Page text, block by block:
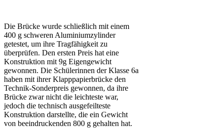
Die Brücke wurde schließlich mit einem
400 g schweren Aluminiumzylinder
getestet, um ihre Tragfähigkeit zu
überprüfen. Den ersten Preis hat eine
Konstruktion mit 9g Eigengewicht
gewonnen. Die Schülerinnen der Klasse 6a
haben mit ihrer Klapppapierbrücke den
Technik-Sonderpreis gewonnen, da ihre
Brücke zwar nicht die leichteste war,
jedoch die technisch ausgefeilteste
Konstruktion darstellte, die ein Gewicht
von beeindruckenden 800 g gehalten hat.